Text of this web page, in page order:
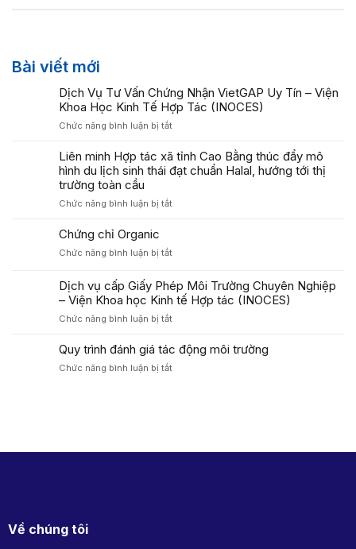
Bài viết mới
Dịch Vụ Tư Vấn Chứng Nhận VietGAP Uy Tín – Viện
Khoa Học Kinh Tế Hợp Tác (INOCES)
Chức năng bình luận bị tắtở
Vụ
Tư
Vấn
Nhận
Khoa
Học
Tác
(INOCES)
Liên minh Hợp tác xã tỉnh Cao Bằng thúc đẩy mô
hình du lịch sinh thái đạt chuẩn Halal, hướng tới thị
trường toàn cầu
Chức năng bình luận bị tắtở
tác
tỉnh
Cao
thúc
mô
hình
Chứng chỉ Organic
Chức năng bình luận bị tắtở
chỉ
Organic
Dịch vụ cấp Giấy Phép Môi Trường Chuyên Nghiệp
– Viện Khoa học Kinh tế Hợp tác (INOCES)
Chức năng bình luận bị tắtở
vụ
Giấy
–
Quy trình đánh giá tác động môi trường
Chức năng bình luận bị tắtở
Về chúng tôi